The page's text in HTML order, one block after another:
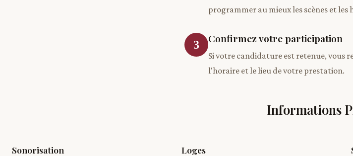
programmer au mieux les scènes et les
3 Confirmez votre participation
Si votre candidature est retenue, vous
l'horaire et le lieu de votre prestation.
Informations
Sonorisation Loges